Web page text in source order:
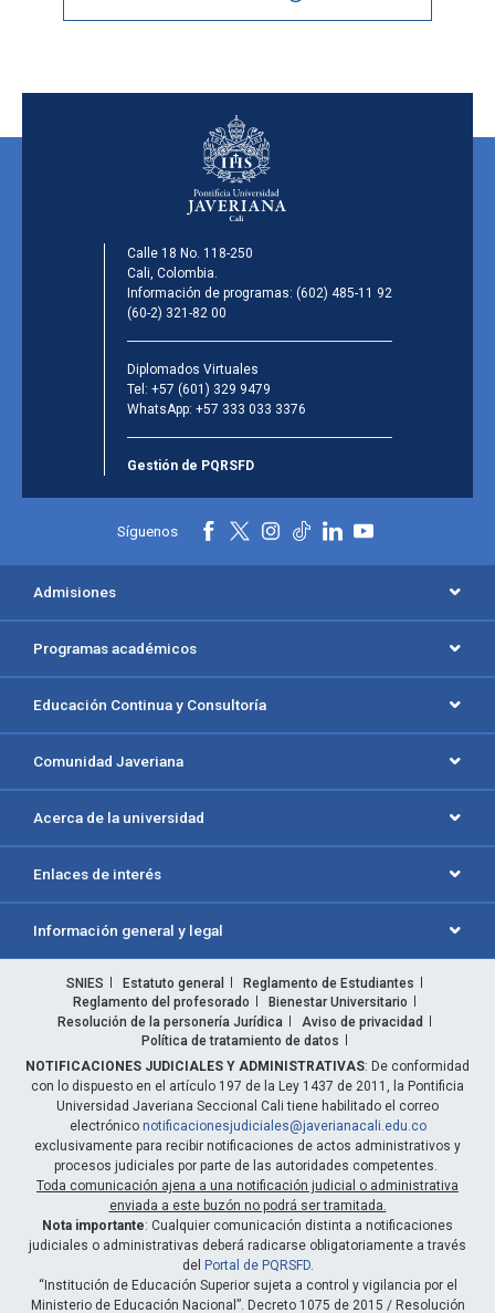
Calle 18 No. 118-250
Cali, Colombia.
Información de programas: (602) 485-11 92
(60-2) 321-82 00
Diplomados Virtuales
Tel: +57 (601) 329 9479
WhatsApp: +57 333 033 3376
Gestión de PQRSFD
Síguenos
Admisiones
Programas académicos
Educación Continua y Consultoría
Comunidad Javeriana
Acerca de la universidad
Enlaces de interés
Información general y legal
SNIES Estatuto general
Reglamento de Estudiantes
Reglamento del profesorado
Bienestar Universitario
Resolución de la personería Jurídica
Aviso de privacidad
Política de tratamiento de datos
NOTIFICACIONES JUDICIALES Y ADMINISTRATIVAS: De conformidad
con lo dispuesto en el artículo 197 de la Ley 1437 de 2011, la Pontificia
Universidad Javeriana Seccional Cali tiene habilitado el correo
electrónico notificacionesjudiciales@javerianacali.edu.co
exclusivamente para recibir notificaciones de actos administrativos y
procesos judiciales por parte de las autoridades competentes.
Toda comunicación ajena a una notificación judicial o administrativa
enviada a este buzón no podrá ser tramitada.
Nota importante: Cualquier comunicación distinta a notificaciones
judiciales o administrativas deberá radicarse obligatoriamente a través
del Portal de PQRSFD.
“Institución de Educación Superior sujeta a control y vigilancia por el
Ministerio de Educación Nacional”. Decreto 1075 de 2015 / Resolución